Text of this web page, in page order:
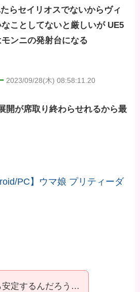
らセイリオスでないからヴィ
ことしてないと厳しいが UE5
ンニの発射台になる
2023/09/28(木) 08:58:11.20
開が席取り終わらせれるから最
PC】ウマ娘 プリティーダ
安定するんだろう…